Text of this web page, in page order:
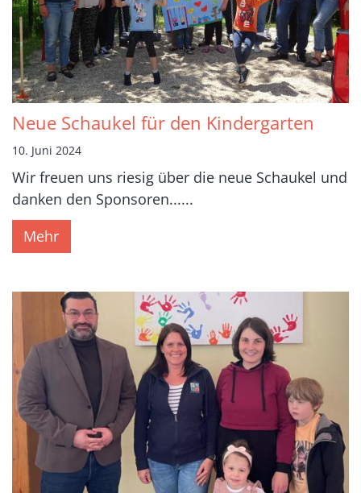
Neue Schaukel für den Kindergarten
10. Juni 2024
Wir freuen uns riesig über die neue Schaukel und
danken den Sponsoren......
Mehr